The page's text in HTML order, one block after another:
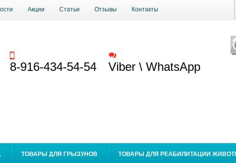
Акции Статьи Отзывы Контакты
8-916-434-54-54 Viber \ WhatsApp
ТОВАРЫ ДЛЯ ГРЫЗУНОВ ТОВАРЫ ДЛЯ РЕАБИЛИТАЦИИ